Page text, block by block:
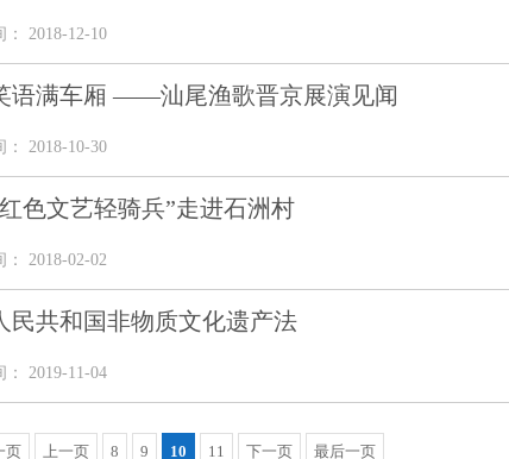
： 2018-12-10
语满车厢 ——汕尾渔歌晋京展演见闻
： 2018-10-30
色文艺轻骑兵”走进石洲村
： 2018-02-02
民共和国非物质文化遗产法
： 2019-11-04
页 上一页 8 9 10 11 下一页 最后一页